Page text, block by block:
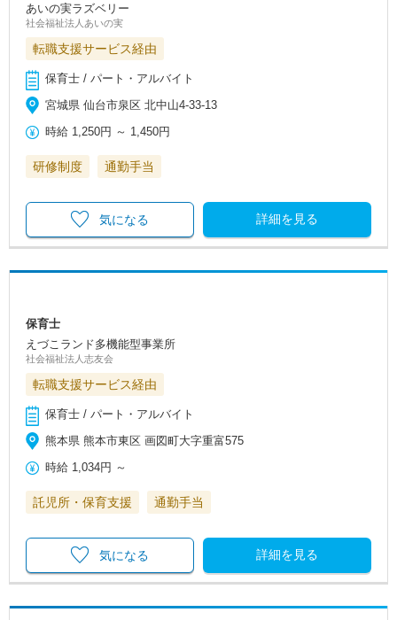
あいの実ラズベリー
社会福祉法人あいの実
転職支援サービス経由
保育士 / パート・アルバイト
宮城県 仙台市泉区 北中山4-33-13
時給 1,250円 ～ 1,450円
研修制度 通勤手当
詳細を見る
気になる
保育士
えづこランド多機能型事業所
社会福祉法人志友会
転職支援サービス経由
保育士 / パート・アルバイト
熊本県 熊本市東区 画図町大字重富575
時給 1,034円 ～
託児所・保育支援 通勤手当
詳細を見る
気になる